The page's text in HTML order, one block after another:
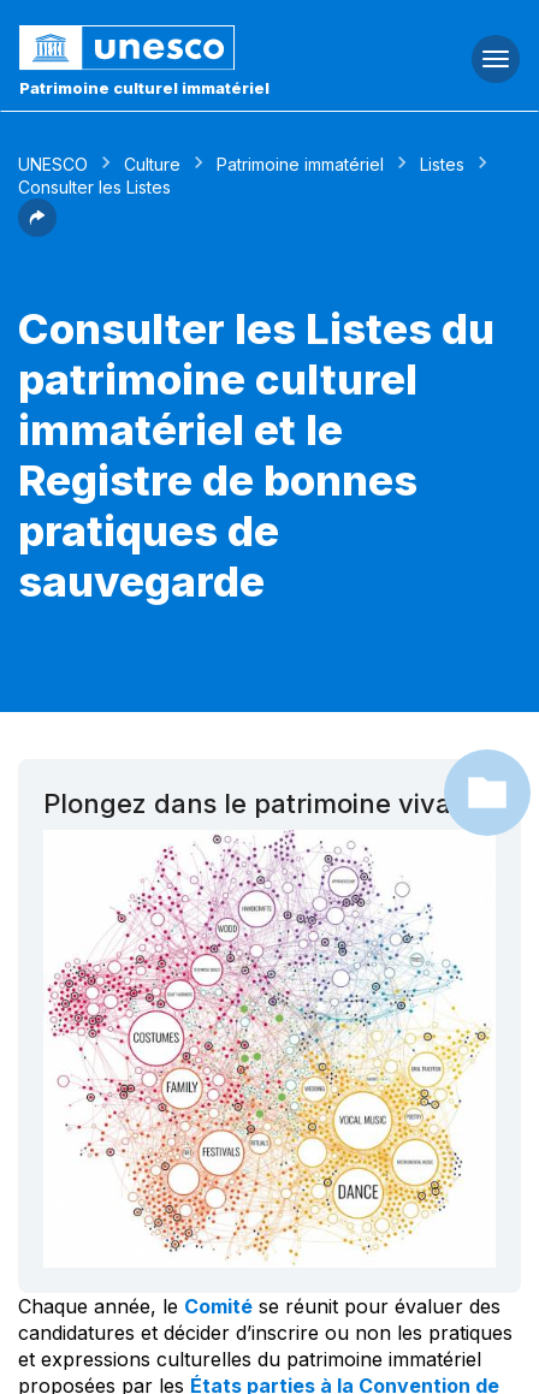
Patrimoine culturel immatériel
UNESCO Culture Patrimoine immatériel
Listes
Consulter les Listes
Consulter les Listes du
patrimoine culturel
immatériel et le
Registre de bonnes
pratiques de
sauvegarde
Plongez dans le patrimoine vivant !
Chaque année, le Comité se réunit pour évaluer des
candidatures et décider d’inscrire ou non les pratiques
et expressions culturelles du patrimoine immatériel
proposées par les États parties à la Convention de